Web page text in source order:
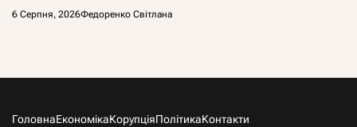
6 Серпня, 2026Федоренко Світлана
ГоловнаЕкономікаКорупціяПолітикаКонтакти